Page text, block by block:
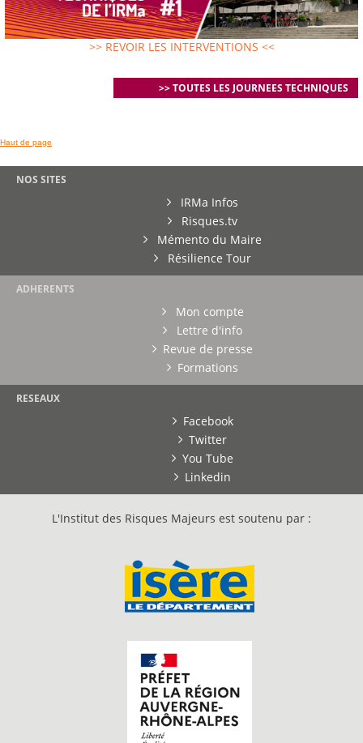
>> REVOIR LES INTERVENTIONS <<
>> TOUTES LES JOURNEES TECHNIQUES
Haut de page
NOS SITES
IRMa Infos
Risques.tv
Mémento du Maire
Résilience Tour
ADHERENTS
Mon compte
Lettre d'info
Revue de presse
Formations
RESEAUX
Facebook
Twitter
You Tube
Linkedin
L'Institut des Risques Majeurs est soutenu par :